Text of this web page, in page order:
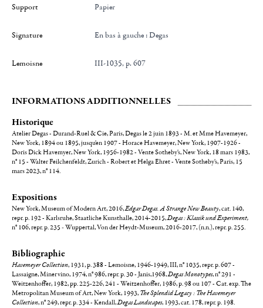
Support Papier
Signature en bas à gauche : Degas
Lemoisne III-1035, p. 607
INFORMATIONS ADDITIONNELLES
Historique
Atelier Degas - Durand-Ruel & Cie, Paris, Degas le 2 juin 1893 - M. et Mme Havemeyer,
New York, 1894 ou 1895, jusqu'en 1907 - Horace Havemeyer, New York, 1907-1926 -
Doris Dick Havemyer, New York, 1956-1982 - Vente Sotheby's, New York, 18 mars 1983,
n° 15 - Walter Feilchenfeldt, Zurich - Robert et Helga Ehret - Vente Sotheby's, Paris, 15
mars 2023, n° 114.
Expositions
New York, Museum of Modern Art, 2016,Edgar Degas. A Strange New Beauty, cat. 140,
repr. p. 192 - Karlsruhe, Staatliche Kunsthalle, 2014-2015,Degas : Klassik und Experiment,
n° 106, repr. p. 235 -Wuppertal, Von der Heydt-Museum, 2016-2017, (n.n.), repr. p. 255.
Bibliographie
Havemeyer Collection, 1931, p. 388 - Lemoisne, 1946-1949, III, n° 1035, repr. p. 607 -
Lassaigne, Minervino, 1974, n° 986, repr. p. 30 - Janis,1968,Degas Monotypes, n° 291 -
Weitzenhoffer, 1982, pp. 225-226, 241 - Weitzenhoffer, 1986, p. 98 ou 107 - Cat. exp. The
Metropolitan Museum of Art, New York, 1993, The Splendid Legacy : The Havemeyer
Collection, n° 249, repr. p. 334 - Kendall,Degas Landscapes, 1993, cat. 178, repr. p. 198.